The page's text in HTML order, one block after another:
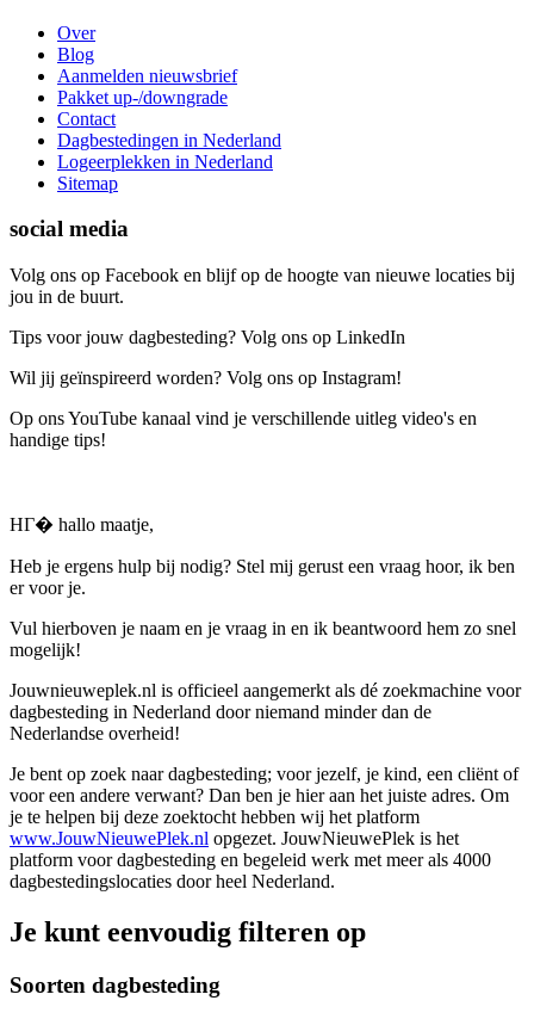
Over
Blog
Aanmelden nieuwsbrief
Pakket up-/downgrade
Contact
Dagbestedingen in Nederland
Logeerplekken in Nederland
Sitemap
social media
Volg ons op Facebook en blijf op de hoogte van nieuwe locaties bij
jou in de buurt.
Tips voor jouw dagbesteding? Volg ons op LinkedIn
Wil jij geïnspireerd worden? Volg ons op Instagram!
Op ons YouTube kanaal vind je verschillende uitleg video's en
handige tips!
HГ� hallo maatje,
Heb je ergens hulp bij nodig? Stel mij gerust een vraag hoor, ik ben
er voor je.
Vul hierboven je naam en je vraag in en ik beantwoord hem zo snel
mogelijk!
Jouwnieuweplek.nl is officieel aangemerkt als dé zoekmachine voor
dagbesteding in Nederland door niemand minder dan de
Nederlandse overheid!
Je bent op zoek naar dagbesteding; voor jezelf, je kind, een cliënt of
voor een andere verwant? Dan ben je hier aan het juiste adres. Om
je te helpen bij deze zoektocht hebben wij het platform
www.JouwNieuwePlek.nl opgezet. JouwNieuwePlek is het
platform voor dagbesteding en begeleid werk met meer als 4000
dagbestedingslocaties door heel Nederland.
Je kunt eenvoudig filteren op
Soorten dagbesteding